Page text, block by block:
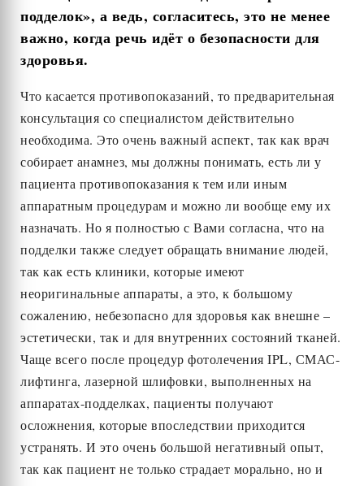
подделок», а ведь, согласитесь, это не менее
важно, когда речь идёт о безопасности для
здоровья.
Что касается противопоказаний, то предварительная
консультация со специалистом действительно
необходима. Это очень важный аспект, так как врач
собирает анамнез, мы должны понимать, есть ли у
пациента противопоказания к тем или иным
аппаратным процедурам и можно ли вообще ему их
назначать. Но я полностью с Вами согласна, что на
подделки также следует обращать внимание людей,
так как есть клиники, которые имеют
неоригинальные аппараты, а это, к большому
сожалению, небезопасно для здоровья как внешне –
эстетически, так и для внутренних состояний тканей.
Чаще всего после процедур фотолечения IPL, СМАС-
лифтинга, лазерной шлифовки, выполненных на
аппаратах-подделках, пациенты получают
осложнения, которые впоследствии приходится
устранять. И это очень большой негативный опыт,
так как пациент не только страдает морально, но и